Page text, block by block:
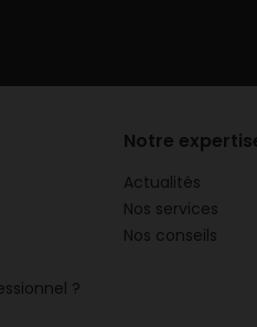
?
Notre
Actualités
Nos services
Nos conseils